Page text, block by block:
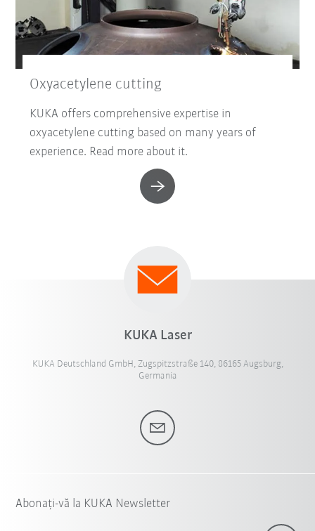
Oxyacetylene cutting
KUKA offers comprehensive expertise in
oxyacetylene cutting based on many years of
experience. Read more about it.
KUKA Laser
KUKA Deutschland GmbH, Zugspitzstraße 140, 86165 Augsburg,
Germania
Abonați-vă la KUKA Newsletter